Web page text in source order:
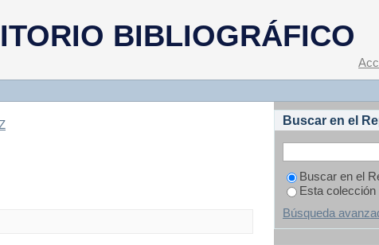
BIBLIOGRÁFICO
Buscar en el
Buscar en el
Esta colección
Búsqueda